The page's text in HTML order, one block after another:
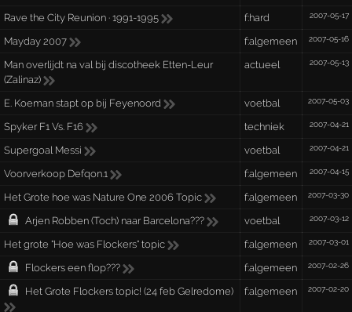
Rave the City Reunion · 1991-1995 f:hard 2007-05-17
Mayday 2007 f:algemeen 2007-05-16
Man overlijdt na val bij discotheek Etten-Leur
(Zalinaz)
actueel 2007-05-13
E. Koeman stapt op bij Feyenoord voetbal 2007-05-03
Spyker F1 Vs. F16 techniek 2007-04-21
Supergoal Messi voetbal 2007-04-21
Voorverkoop Defqon.1 f:algemeen 2007-04-15
Het Grote hoe was Nature One 2006 Topic f:algemeen 2007-03-30
Arjen Robben (Toch) naar Barcelona??? voetbal 2007-03-12
Het grote "Hoe was Flockers" topic f:algemeen 2007-03-01
Flockers een flop??? f:algemeen 2007-02-26
Het Grote Flockers topic! (24 feb Gelredome) f:algemeen 2007-02-20